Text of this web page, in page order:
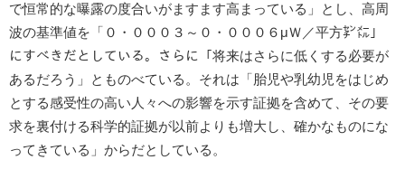
で恒常的な曝露の度合いがますます高まっている」とし、高周
波の基準値を「０・０００３～０・０００６μＷ／平方㌢㍍」
にすべきだとしている。さらに「将来はさらに低くする必要が
あるだろう」とものべている。それは「胎児や乳幼児をはじめ
とする感受性の高い人々への影響を示す証拠を含めて、その要
求を裏付ける科学的証拠が以前よりも増大し、確かなものにな
ってきている」からだとしている。